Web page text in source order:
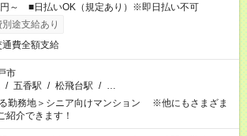
～ ■日払いOK（規定あり）※即日払い不可
途支給あり
通費全額支給
市
/ 五香駅 / 松飛台駅 / …
勤務地＞シニア向けマンション ※他にもさまざま
紹介できます！